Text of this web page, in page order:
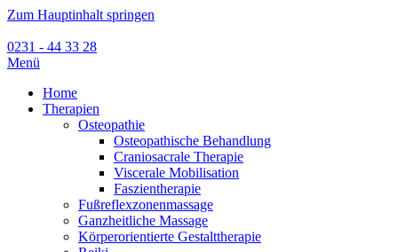
Zum Hauptinhalt springen
0231 - 44 33 28
Menü
Home
Therapien
Osteopathie
Osteopathische Behandlung
Craniosacrale Therapie
Viscerale Mobilisation
Faszientherapie
Fußreflexzonenmassage
Ganzheitliche Massage
Körperorientierte Gestalttherapie